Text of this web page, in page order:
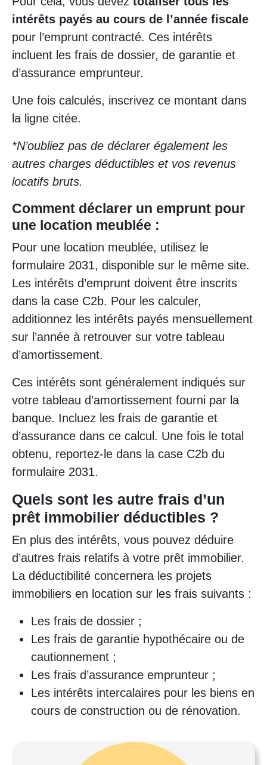
intérêts payés au cours de l’année fiscale
pour l’emprunt contracté. Ces intérêts
incluent les frais de dossier, de garantie et
d’assurance emprunteur.
Une fois calculés, inscrivez ce montant dans
la ligne citée.
*N’oubliez pas de déclarer également les
autres charges déductibles et vos revenus
locatifs bruts.
Comment déclarer un emprunt pour
une location meublée :
Pour une location meublée, utilisez le
formulaire 2031, disponible sur le même site.
Les intérêts d’emprunt doivent être inscrits
dans la case C2b. Pour les calculer,
additionnez les intérêts payés mensuellement
sur l’année à retrouver sur votre tableau
d’amortissement.
Ces intérêts sont généralement indiqués sur
votre tableau d’amortissement fourni par la
banque. Incluez les frais de garantie et
d’assurance dans ce calcul. Une fois le total
obtenu, reportez-le dans la case C2b du
formulaire 2031.
Quels sont les autre frais d’un
prêt immobilier déductibles ?
En plus des intérêts, vous pouvez déduire
d’autres frais relatifs à votre prêt immobilier.
La déductibilité concernera les projets
immobiliers en location sur les frais suivants :
Les frais de dossier ;
Les frais de garantie hypothécaire ou de
cautionnement ;
Les frais d’assurance emprunteur ;
Les intérêts intercalaires pour les biens en
cours de construction ou de rénovation.